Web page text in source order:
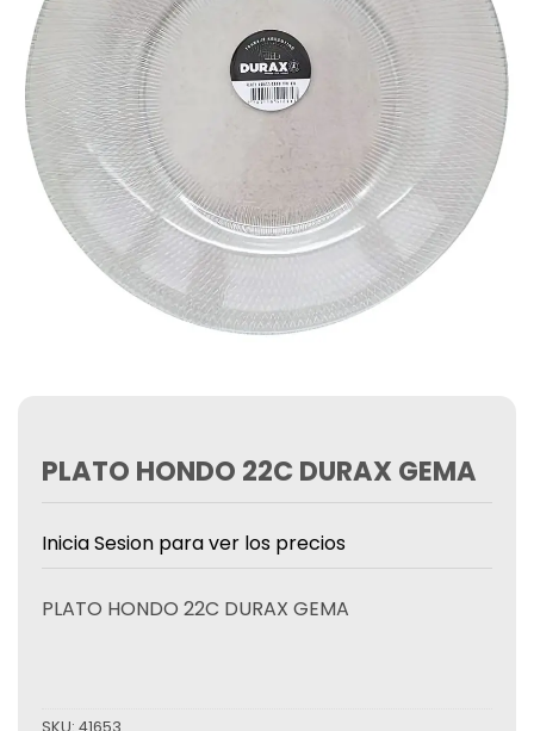
PLATO HONDO 22C DURAX GEMA
Inicia Sesion para ver los precios
PLATO HONDO 22C DURAX GEMA